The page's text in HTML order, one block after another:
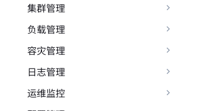
集群管理
负载管理
容灾管理
日志管理
运维监控